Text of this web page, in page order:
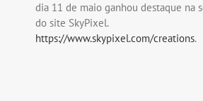
dia 11 de maio ganhou destaque na
do site SkyPixel.
https://www.skypixel.com/creations.